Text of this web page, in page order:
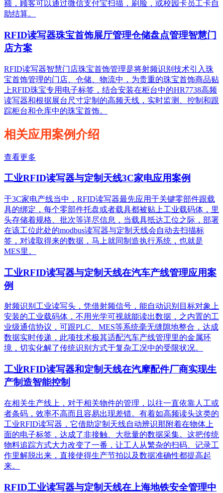
额，顾客可以通过微信支付宝扫描，刷脸，或校园卡员工卡自
助结算。
RFID读写器珠宝首饰展厅管理仓储盘点管理智慧门
店方案
RFID读写器智慧门店珠宝首饰管理是将射频识别技术引入珠
宝首饰管理的门店、仓储、物流中，为贵重的珠宝首饰商品贴
上RFID珠宝专用电子标签，结合安装在柜台中的HR7738高频
读写器和根据展台尺寸定制的高频天线，实时监测、控制和跟
踪柜台和仓库中的珠宝首饰。
相关应用案例介绍
查看更多
工业RFID读写器与定制天线3C家电应用案例
于3C家电产线当中，RFID读写器最先应用于关键零部件跟载
具的绑定，每个零部件托盘或者载具都被贴上工业载码体，里
头存储着规格、批次等详尽信息，当载具抵达工位之际，部署
在该工位此处的modbus读写器与定制天线会自动去扫描标
签，对读取得来的数据，马上就同制造执行系统，也就是
MES里。
工业RFID读写器与定制天线在汽车产线管理应用案
例
射频识别工业读写头，凭借射频信号，能自动识别目标对象上
安装的工业载码体，不用光学可视就能读出数据，之内置的工
业级通信协议，可跟PLC、MES等系统毫无缝隙地整合，达成
数据实时传递，此项技术极其适配汽车产线管理里的金属环
境，切实化解了传统识别方式于复杂工况中的受限状况。
工业RFID读写器和定制天线在汽摩配件厂商实现生
产制造智能控制
在相关生产线上，对于相关物件的管理，以往一直依靠人工或
者条码，效率不高而且容易出现差错。有着如高频读头这类的
工业RFID读写器，它借助定制天线自动辨识那附着在物体上
面的电子标签，达成了非接触、大批量的数据采集。这把传统
物料追踪方式大力改变了一番，让工人从繁杂的扫码、记录工
作里解脱出来，直接使得生产节拍以及数据准确性都提高起
来。
RFID工业读写器与定制天线在上海地铁安全管理中